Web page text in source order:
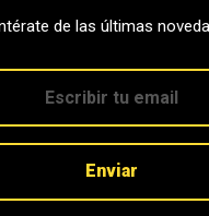
de las últimas
Enviar